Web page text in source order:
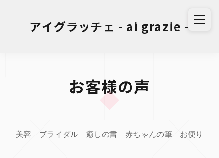
アイグラッチェ - ai grazie -
お客様の声
美容 ブライダル 癒しの書 赤ちゃんの筆 お便り